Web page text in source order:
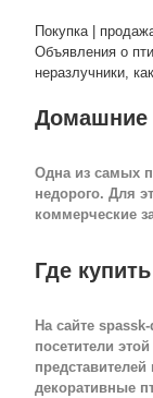
Покупка |
Объявления о
неразлучники,
Домашние
Одна из самых
недорого. Для
коммерческие
Где
На сайте
посетители
декоративные